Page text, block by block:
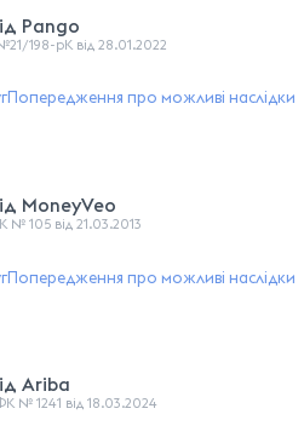
Pango
198-pK від 28.01.2022
Попередження про можливі наслідки
MoneyVeo
№ 105 від 21.03.2013
Попередження про можливі наслідки
Ariba
№ 1241 від 18.03.2024